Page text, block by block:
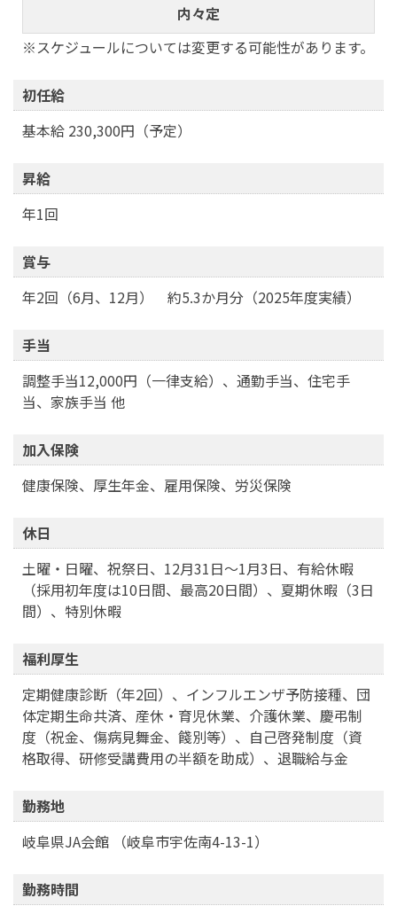
内々定
※スケジュールについては変更する可能性があります。
初任給
基本給 230,300円（予定）
昇給
年1回
賞与
年2回（6月、12月） 約5.3か月分（2025年度実績）
手当
調整手当12,000円（一律支給）、通勤手当、住宅手
当、家族手当 他
加入保険
健康保険、厚生年金、雇用保険、労災保険
休日
土曜・日曜、祝祭日、12月31日～1月3日、有給休暇
（採用初年度は10日間、最高20日間）、夏期休暇（3日
間）、特別休暇
福利厚生
定期健康診断（年2回）、インフルエンザ予防接種、団
体定期生命共済、産休・育児休業、介護休業、慶弔制
度（祝金、傷病見舞金、餞別等）、自己啓発制度（資
格取得、研修受講費用の半額を助成）、退職給与金
勤務地
岐阜県JA会館 （岐阜市宇佐南4-13-1）
勤務時間